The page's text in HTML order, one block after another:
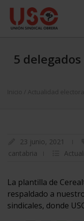
5
Inicio Actualidad electoral
23 junio, 2021
cantabria
La plantilla de
respaldado a
sindicales, donde